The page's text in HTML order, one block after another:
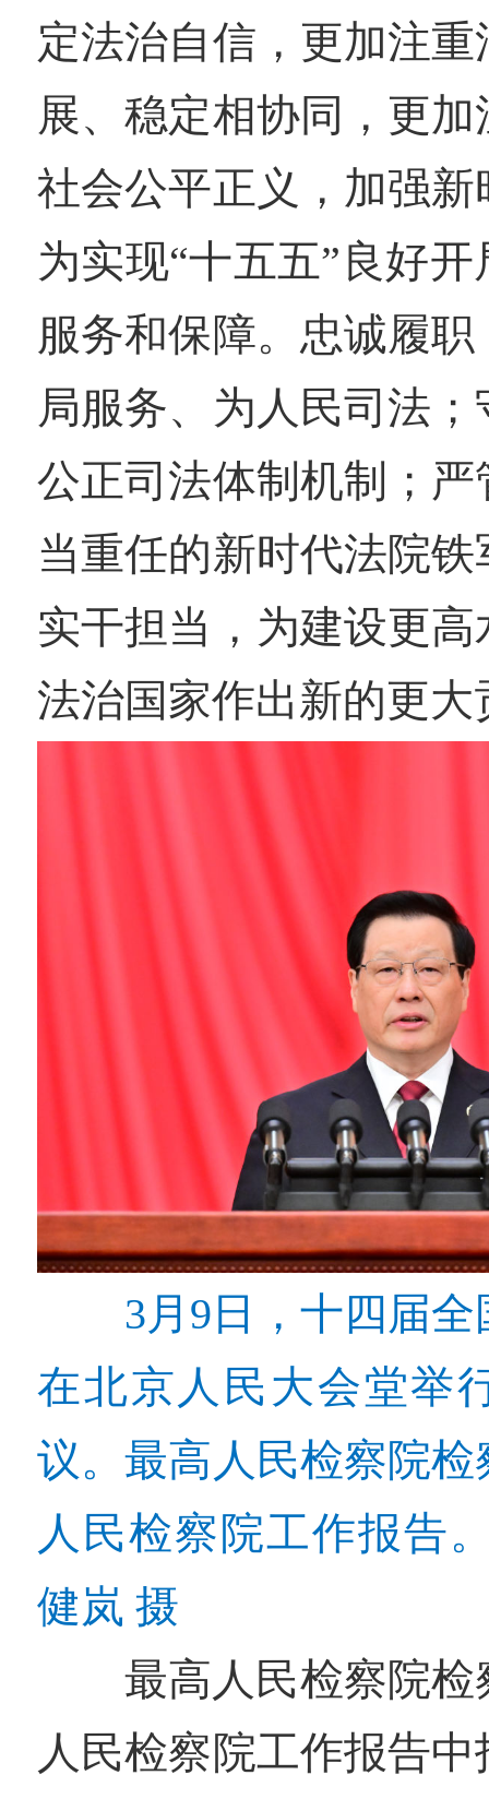
定法治自信，更加注
展、稳定相协同，更
社会公平正义，加强
为实现“十五五”良好
服务和保障。忠诚履
局服务、为人民司法
公正司法体制机制；
当重任的新时代法院
实干担当，为建设更
法治国家作出新的更大
3月9日，十四届
在北京人民大会堂举
议。最高人民检察院
人民检察院工作报告
健岚 摄
最高人民检察院
人民检察院工作报告中